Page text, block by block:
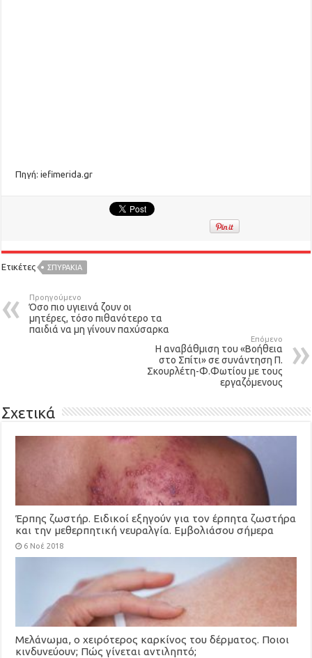
Πηγή: iefimerida.gr
Ετικέτες ΣΠΥΡΑΚΙΑ
Προηγούμενο
Όσο πιο υγιεινά ζουν οι
μητέρες, τόσο πιθανότερο τα
παιδιά να μη γίνουν παχύσαρκα
Επόμενο
Η αναβάθμιση του «Βοήθεια
στο Σπίτι» σε συνάντηση Π.
Σκουρλέτη-Φ.Φωτίου με τους
εργαζόμενους
Σχετικά
Έρπης ζωστήρ. Ειδικοί εξηγούν για τον έρπητα ζωστήρα
και την μεθερπητική νευραλγία. Εμβολιάσου σήμερα
(video)
6 Νοέ 2018
Μελάνωμα, ο χειρότερος καρκίνος του δέρματος. Ποιοι
κινδυνεύουν; Πώς γίνεται αντιληπτό;